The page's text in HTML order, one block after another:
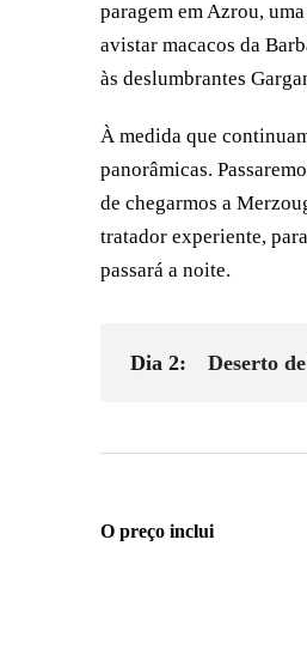
paragem em Azrou,
avistar macacos da
às deslumbrantes
À medida que
panorâmicas.
de chegarmos a
tratador experiente,
passará a noite.
Dia 2: Deserto
O preço inclui